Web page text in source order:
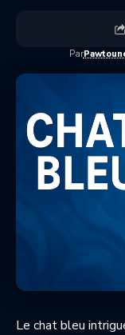
Par
Le chat bleu